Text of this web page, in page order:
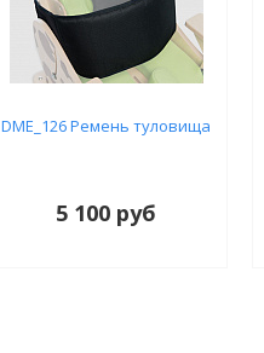
DME_126 Ремень туловища
5 100 руб